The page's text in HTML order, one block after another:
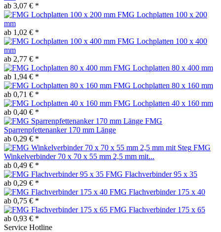
ab 3,07 € *
FMG Lochplatten 100 x 200
mm
ab 1,02 € *
FMG Lochplatten 100 x 400
mm
ab 2,77 € *
FMG Lochplatten 80 x 400 mm
ab 1,94 € *
FMG Lochplatten 80 x 160 mm
ab 0,71 € *
FMG Lochplatten 40 x 160 mm
ab 0,40 € *
FMG
Sparrenpfettenanker 170 mm Länge
ab 0,29 € *
FMG
Winkelverbinder 70 x 70 x 55 mm 2,5 mm mit...
ab 0,49 € *
FMG Flachverbinder 95 x 35
ab 0,29 € *
FMG Flachverbinder 175 x 40
ab 0,75 € *
FMG Flachverbinder 175 x 65
ab 0,93 € *
Service Hotline